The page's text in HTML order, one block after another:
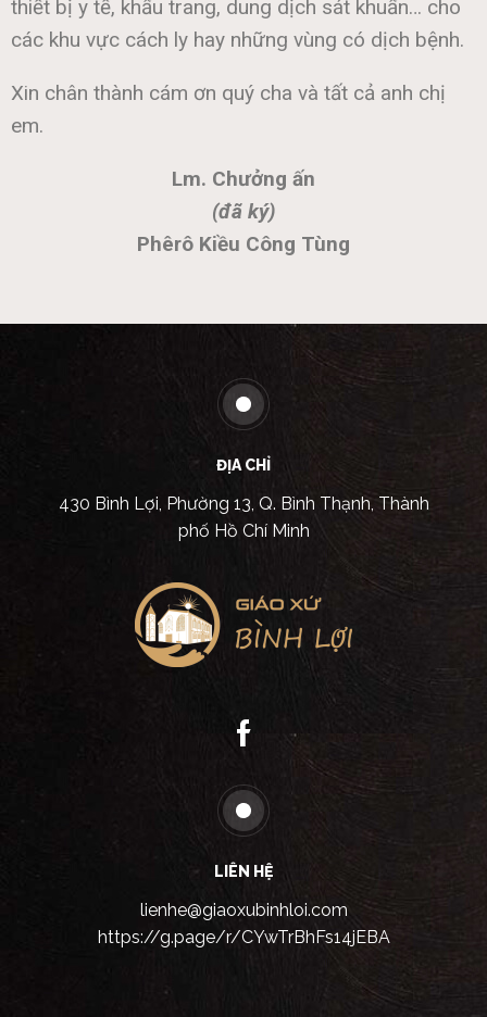
thiết bị y tế, khẩu trang, dung dịch sát khuẩn… cho
các khu vực cách ly hay những vùng có dịch bệnh.
Xin chân thành cám ơn quý cha và tất cả anh chị
em.
Lm. Chưởng ấn
(đã ký)
Phêrô Kiều Công Tùng
ĐỊA CHỈ
430 Bình Lợi, Phường 13, Q. Bình Thạnh, Thành
phố Hồ Chí Minh
LIÊN HỆ
lienhe@giaoxubinhloi.com
https://g.page/r/CYwTrBhFs14jEBA